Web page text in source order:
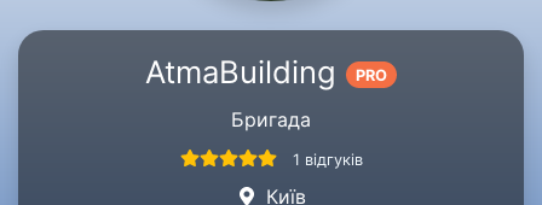
AtmaBuilding PRO
Бригада
1 відгуків
Київ